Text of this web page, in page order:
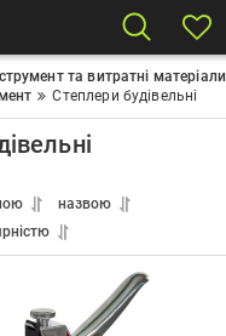
та витратні матеріали
Степлери будівельні
назвою